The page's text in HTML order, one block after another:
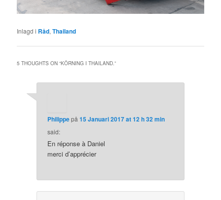
Inlagd i Råd,Thailand
5 THOUGHTS ON “KÖRNING I THAILAND.”
Philippepå15 Januari 2017 at 12 h 32 min
said:
En réponse à Daniel
merci d’apprécier